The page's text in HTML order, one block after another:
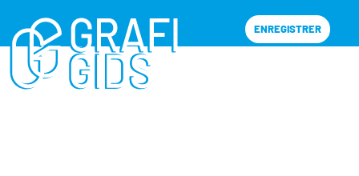
ENREGISTRER